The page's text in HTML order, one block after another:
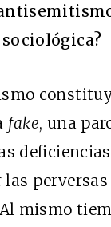
fake, una
las
mismo